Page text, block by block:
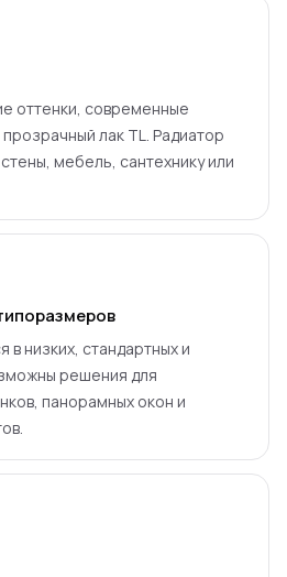
оттенки, современные
лак TL. Радиатор
мебель, сантехнику или
в низких, стандартных и
решения для
панорамных окон и